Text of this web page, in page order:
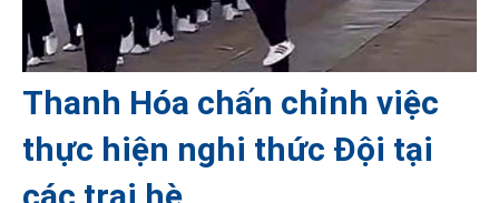
Thanh Hóa chấn chỉnh việc
thực hiện nghi thức Đội tại